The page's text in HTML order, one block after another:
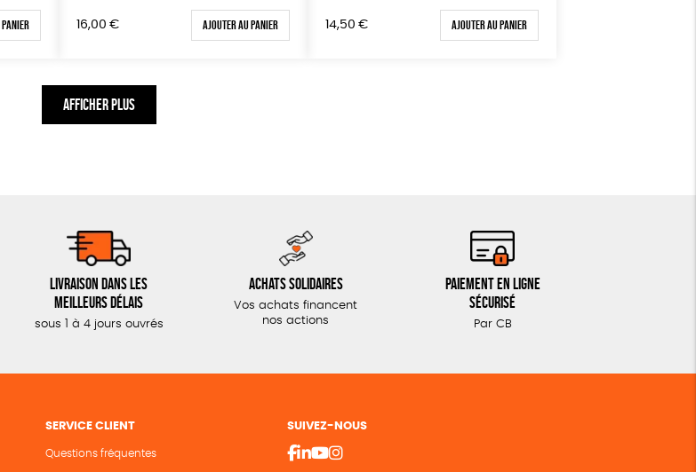
16,00 € Ajouter au panier 14,50 € Ajouter au panier
AFFICHER PLUS
Livraison dans les
meilleurs délais
sous 1 à 4 jours ouvrés
Achats solidaires
Vos achats financent
nos actions
Paiement en ligne
sécurisé
Par CB
SERVICE CLIENT
Questions fréquentes
SUIVEZ-NOUS